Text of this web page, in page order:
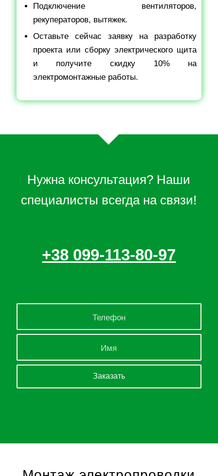
Подключение вентиляторов,
рекуператоров, вытяжек.
Оставьте сейчас заявку на разработку
проекта или сборку электрического щита
и получите скидку 10% на
электромонтажные работы.
Нужна консультация? Наши
специалисты всегда на связи!
+38 099-113-80-97